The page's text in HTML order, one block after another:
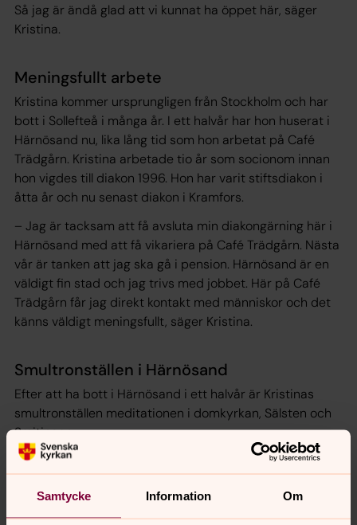
Samtycke Information Om
Så jag är ändå glad att vi kunnat ha öppet här, säger
Kristina.
Meningsfullt arbete
Kristina kommer ursprungligen från Stockholm och har
bott i Sollefteå i många år. I ett halvår har hon huserat i
Härnösand nu, lika lång tid som hon arbetat på Café
Trädgårn. Kristina arbetade tio år som socionom innan
hon vigdes till diakon 1996. Hon har varit stiftsdiakon i
åtta år och nu senast diakon i Kramfors.
– Jag är tacksam att få avsluta min diakongärning här i
Härnösand med att få vikariera på Café Trädgårn. Nästa
vår är tanken att jag ska gå i pension. Härnösand är en
väldigt fin stad och jag trivs med jobbet. Här på Café
Trädgårn får jag direkt kontakt med människor och det
känns väldigt meningsfullt, säger Kristina.
Smultronställen i Härnösand
Efter att ha bott i Härnösand i ett halvår är Kristinas
smultronställen meditationen i domkyrkan, Sälsten och
Smitingen.
– Jag brukar kalla mig för kulturtant, säger hon och
fortsätter: jag gillar allt som har med kultur att göra. Att
lyssna på jazz på Hernö hantverksöl exempelvis. Jag
gillar även annan typ av musik och att läsa böcker. Träna,